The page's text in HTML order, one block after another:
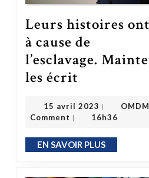
Leurs histoires
à cause de
l’esclavage.
les écrit
15 avril 2023 15 avril 2023
|
Comment | 16h36
EN SAVOIR PLUSEN SAVOIR PLUS